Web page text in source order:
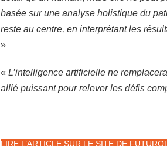
basée sur une analyse holistique du
reste au centre, en interprétant les
»
« L’intelligence artificielle ne
allié puissant pour relever les défis
LIRE L’ARTICLE SUR LE SITE DE